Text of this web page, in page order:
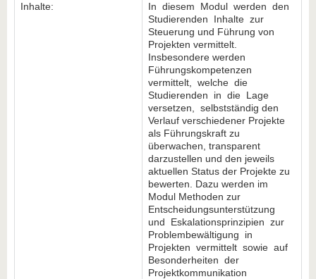
Inhalte:
In diesem Modul werden den
Studierenden Inhalte zur
Steuerung und Führung von
Projekten vermittelt.
Insbesondere werden
Führungskompetenzen
vermittelt, welche die
Studierenden in die Lage
versetzen, selbstständig den
Verlauf verschiedener Projekte
als Führungskraft zu
überwachen, transparent
darzustellen und den jeweils
aktuellen Status der Projekte zu
bewerten. Dazu werden im
Modul Methoden zur
Entscheidungsunterstützung
und Eskalationsprinzipien zur
Problembewältigung in
Projekten vermittelt sowie auf
Besonderheiten der
Projektkommunikation